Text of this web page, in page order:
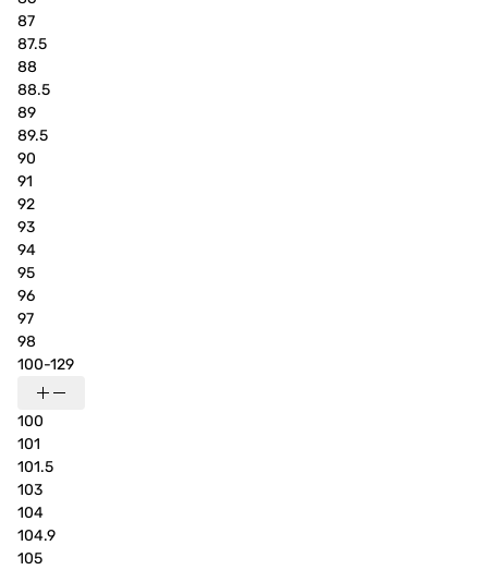
87
87.5
88
88.5
89
89.5
90
91
92
93
94
95
96
97
98
100-129
100
101
101.5
103
104
104.9
105